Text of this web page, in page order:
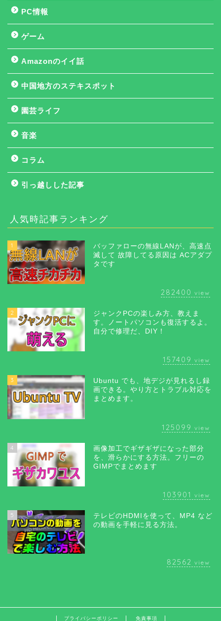
PC情報
ゲーム
Amazonのイイ話
中国地方のステキスポット
園芸ライフ
音楽
コラム
引っ越しした記事
人気時記事ランキング
1
バッファローの無線LANが、高速点
滅して 故障してる原因は ACアダプ
タです
282400 view
2
ジャンクPCの楽しみ方、教えま
す。ノートパソコンも復活するよ。
自分で修理だ、DIY！
157409 view
3
Ubuntu でも、地デジが見れるし録
画できる。やり方とトラブル対応を
まとめます。
125099 view
4
画像加工でギザギザになった部分
を、滑らかにする方法。フリーの
GIMPでまとめます
103901 view
5
テレビのHDMIを使って、MP4 など
の動画を手軽に見る方法。
82562 view
プライバシーポリシー 免責事項